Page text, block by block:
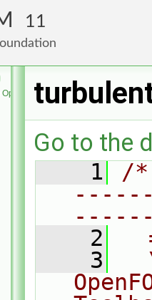
11
Foundation
Go to the
    1
/
    2
    3